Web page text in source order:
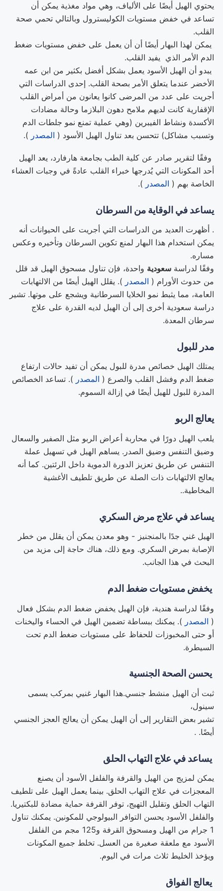
يحتوي الهيل أيضًا على الألياف، وهي مواد مغذية يمكن أن
تساعد في خفض مستويات الكوليسترول وبالتالي تحمي صحة
القلب.
يمكن لهذا البهار أيضًا أن أن يعمل على خفض مستويات ضغط
الدم الأمر الذي يفيد القلب.
يبدو أن الهيل الأسود يعمل بشكل أفضل بكثير من ابن عمه
الأخضر عندما يتعلق الأمر بصحة القلب. إحدى الدراسات التي
أجريت على عدد من المرضى كانوا يعانون من أمراض القلب
الإقفارية كانت لديهم ملامح دهون البلازما وحالة مضادات
الأكسدة ونشاط الفيبرين (وهي عملية تمنع نمو جلطات الدم
وتسبب مشاكل) تتحسن بعد تناول الهيل الأسود ( المصدر ).
وفقًا لتقرير صادر عن كلية الطب بجامعة هارفارد، يعد الهيل
أحد المكونات التي يُدرجها خبراء القلب عادةً في وجبات العشاء
الخاصة بهم ( المصدر ).
يساعد في الوقاية من السرطان
. أظهرت العديد من الدراسات التي أجريت على الحيوانات أنه
يمكن استخدام هذا البهار لمنع تكوين السرطان وتأخيره وعكس
مساره.
وفقًا لدراسة سعودية واحدة، فإن تناول مسحوق الهيل قد قلل
من حدوث الأورام ( المصدر ). يقلل الهيل أيضًا من الالتهابات
العامة، مما يثبط نمو الخلايا السرطانية ويشجع على موتها. تشير
دراسة سعودية أخرى إلى أن الهيل لديه القدرة على علاج
سرطان المعدة.
مدر للبول
يمتلك الهيل خصائص مدرة للبول يمكن أن تفيد حالات ارتفاع
ضغط الدم وفشل القلب والصرع ( المصدر ). تساعد الخصائص
المدرة للبول للهيل أيضًا في إزالة السموم.
يعالج الربو
يلعب الهيل دورًا في محاربة أعراض الربو مثل الصفير والسعال
وضيق التنفس وضيق الصدر. يساهم الهيل في تسهيل عملة
التنفس عن طريق تعزيز الدورة الدموية داخل الرئتين. كما أنه
يعالج الالتهابات ذات الصلة عن طريق تلطيف الأغشية
المخاطية..
يساعد في علاج مرض السكري
الهيل غني جدًا بالمنجنيز - وهو معدن يمكن أن يقلل من خطر
الإصابة بمرض السكري. ومع ذلك، هناك حاجة إلى مزيد من
البحث في هذا الجانب.
يخفض مستويات ضغط الدم
وفقًا لدراسة هندية، فإن الهيل يخفض ضغط الدم بشكل فعال
( المصدر ). يمكنك ببساطة تضمين الهيل في الحساء واليخنات
أو حتى المخبوزات للحفاظ على مستويات ضغط الدم تحت
السيطرة.
يحسن الصحة الجنسية
ثبت أن الهيل منشط جنسي.هذا البهار غنيي بمركب يسمى
سينول،
تشير بعض التقارير إلى أن الهيل يمكن أن يعالج العجز الجنسي
أيضًا. .
يساعد في علاج التهاب الحلق
يمكن لمزيج من الهيل والقرفة والفلفل الأسود أن يصنع
المعجزات في علاج التهاب الحلق. بينما يعمل الهيل على تلطيف
التهاب الحلق وتقليل التهيج، توفر القرفة حماية مضادة للبكتيريا.
والفلفل الأسود يحسن التوافر البيولوجي للمكونين. يمكنك تناول
1 جرام من الهيل ومسحوق القرفة و125 مجم من الفلفل
الأسود مع ملعقة صغيرة من العسل. تخلط جميع المكونات
ويؤخذ الخليط ثلاث مرات في اليوم.
يعالج الفواق